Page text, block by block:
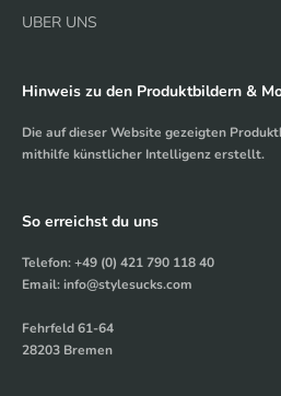
UBER UNS
Hinweis zu den Produktbildern &
Die auf dieser Website gezeigten
mithilfe künstlicher Intelligenz erstellt.
So erreichst du uns
Telefon: +49 (0) 421 790 118 40
Email: info@stylesucks.com
Fehrfeld 61-64
28203 Bremen